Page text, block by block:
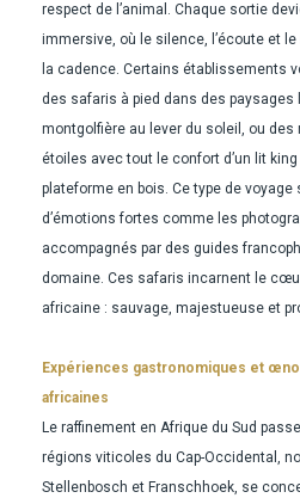
respect de l’animal. Chaque sortie
immersive, où le silence, l’écoute et
la cadence. Certains établissements
des safaris à pied dans des paysages
montgolfière au lever du soleil, ou des
étoiles avec tout le confort d’un lit
plateforme en bois. Ce type de
d’émotions fortes comme les
accompagnés par des guides
domaine. Ces safaris incarnent le
africaine : sauvage, majestueuse et
Expériences gastronomiques et
africaines
Le raffinement en Afrique du Sud
régions viticoles du Cap-Occidental,
Stellenbosch et Franschhoek, se